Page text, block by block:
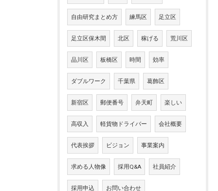
自由研究まとめ方 練馬区 足立区
足立区保木間 北区 稼げる 荒川区
品川区 板橋区 時間 効率
ダブルワーク 千葉県 葛飾区
新宿区 郵便番号 弁天町 楽しい
高収入 軽貨物ドライバー 会社概要
代表挨拶 ビジョン 事業案内
求める人物像 採用Q&A 社員紹介
採用申込 お問い合わせ